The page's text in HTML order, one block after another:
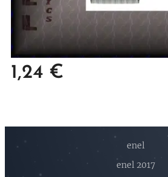
1,24 €
enel
enel 2017